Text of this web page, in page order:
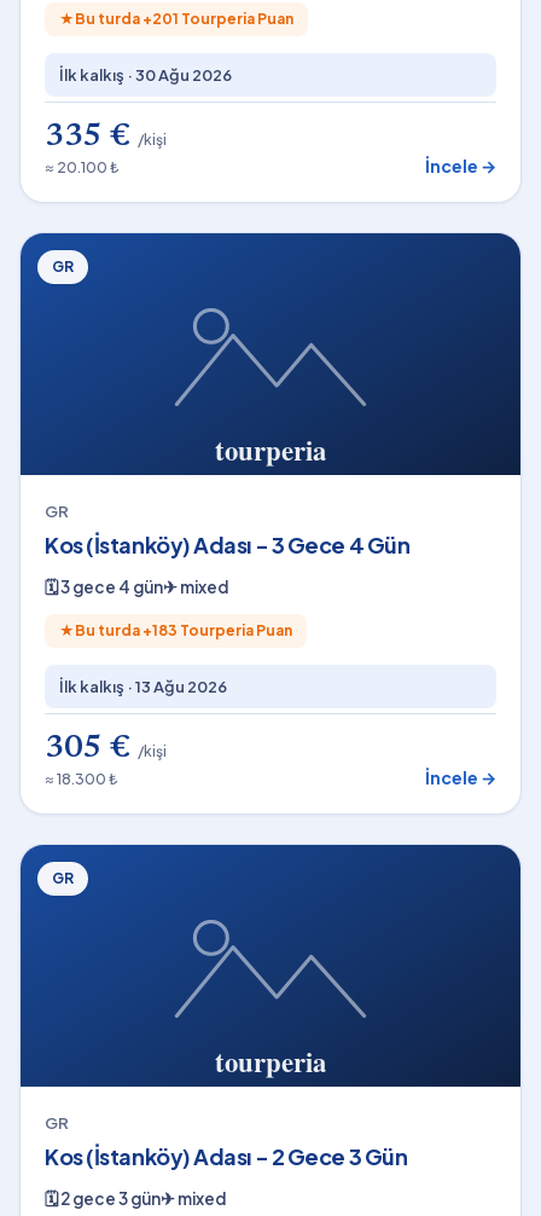
★ Bu turda +201 Tourperia Puan
İlk kalkış ·30 Ağu 2026
335 € /kişi
≈ 20.100 ₺
İncele →
GR
GR
Kos (İstanköy) Adası - 3 Gece 4 Gün
🗓3 gece 4 gün✈mixed
★ Bu turda +183 Tourperia Puan
İlk kalkış ·13 Ağu 2026
305 € /kişi
≈ 18.300 ₺
İncele →
GR
GR
Kos (İstanköy) Adası - 2 Gece 3 Gün
🗓2 gece 3 gün✈mixed